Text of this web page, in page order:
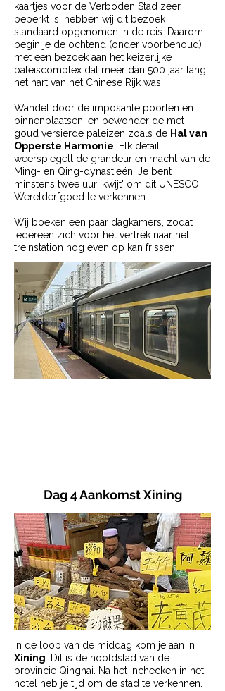
kaartjes voor de Verboden Stad zeer
beperkt is, hebben wij dit bezoek
standaard opgenomen in de reis. Daarom
begin je de ochtend (onder voorbehoud)
met een bezoek aan het keizerlijke
paleiscomplex dat meer dan 500 jaar lang
het hart van het Chinese Rijk was.
Wandel door de imposante poorten en
binnenplaatsen, en bewonder de met
goud versierde paleizen zoals de Hal van
Opperste Harmonie . Elk detail
weerspiegelt de grandeur en macht van de
Ming- en Qing-dynastieën. Je bent
minstens twee uur 'kwijt' om dit UNESCO
Werelderfgoed te verkennen.
Wij boeken een paar dagkamers, zodat
iedereen zich voor het vertrek naar het
treinstation nog even op kan frissen.
Dag 4 Aankomst Xining
In de loop van de middag kom je aan in
Xining . Dit is de hoofdstad van de
provincie Qinghai. Na het inchecken in het
hotel heb je tijd om de stad te verkennen.